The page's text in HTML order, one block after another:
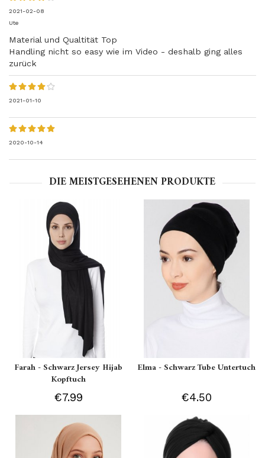
2021-02-08
Ute
Material und Qualtität Top
Handling nicht so easy wie im Video - deshalb ging alles
zurück
2021-01-10
2020-10-14
DIE MEISTGESEHENEN PRODUKTE
Farah - Schwarz Jersey Hijab
Kopftuch
€7.99
Elma - Schwarz Tube Untertuch
€4.50